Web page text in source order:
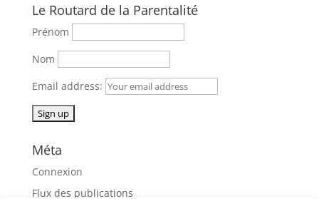
Le Routard de la Parentalité
Prénom
Nom
Email address:
Méta
Connexion
Flux des publications